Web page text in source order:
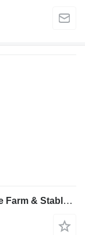
Megaload Mini Wheel Loader for Horse Farm & Stable Use | Megaload Group M